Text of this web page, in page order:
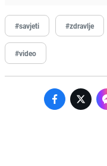
#savjeti #zdravlje
#video